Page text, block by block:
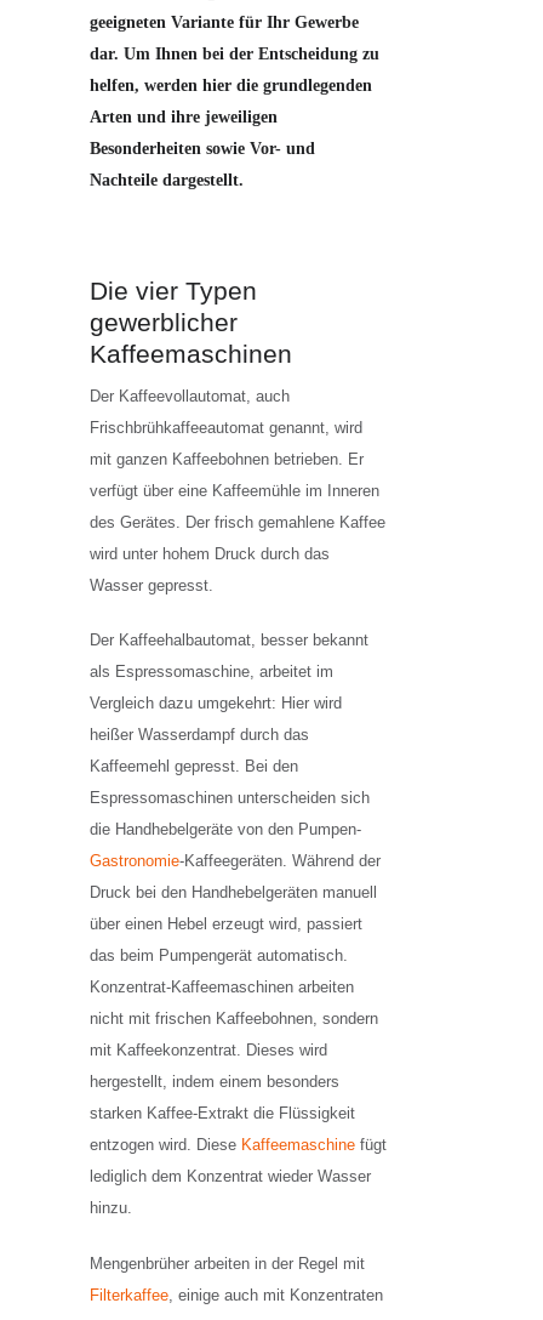
geeigneten Variante für Ihr Gewerbe
dar. Um Ihnen bei der Entscheidung zu
helfen, werden hier die grundlegenden
Arten und ihre jeweiligen
Besonderheiten sowie Vor- und
Nachteile dargestellt.
Die vier Typen
gewerblicher
Kaffeemaschinen
Der Kaffeevollautomat, auch
Frischbrühkaffeeautomat genannt, wird
mit ganzen Kaffeebohnen betrieben. Er
verfügt über eine Kaffeemühle im Inneren
des Gerätes. Der frisch gemahlene Kaffee
wird unter hohem Druck durch das
Wasser gepresst.
Der Kaffeehalbautomat, besser bekannt
als Espressomaschine, arbeitet im
Vergleich dazu umgekehrt: Hier wird
heißer Wasserdampf durch das
Kaffeemehl gepresst. Bei den
Espressomaschinen unterscheiden sich
die Handhebelgeräte von den Pumpen-
Gastronomie-Kaffeegeräten. Während der
Druck bei den Handhebelgeräten manuell
über einen Hebel erzeugt wird, passiert
das beim Pumpengerät automatisch.
Konzentrat-Kaffeemaschinen arbeiten
nicht mit frischen Kaffeebohnen, sondern
mit Kaffeekonzentrat. Dieses wird
hergestellt, indem einem besonders
starken Kaffee-Extrakt die Flüssigkeit
entzogen wird. Diese Kaffeemaschine fügt
lediglich dem Konzentrat wieder Wasser
hinzu.
Mengenbrüher arbeiten in der Regel mit
Filterkaffee , einige auch mit Konzentraten